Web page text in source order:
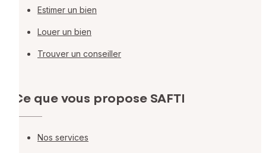
Estimer un bien
Louer un bien
Trouver un conseiller
Ce que vous propose SAFTI
Nos services